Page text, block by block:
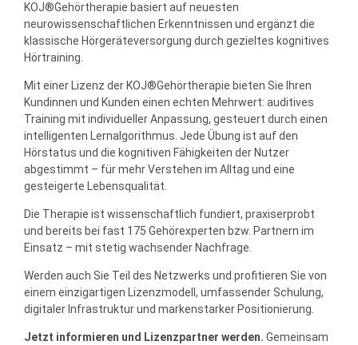
KOJ®Gehörtherapie basiert auf neuesten
neurowissenschaftlichen Erkenntnissen und ergänzt die
klassische Hörgeräteversorgung durch gezieltes kognitives
Hörtraining.
Mit einer Lizenz der KOJ®Gehörtherapie bieten Sie Ihren
Kundinnen und Kunden einen echten Mehrwert: auditives
Training mit individueller Anpassung, gesteuert durch einen
intelligenten Lernalgorithmus. Jede Übung ist auf den
Hörstatus und die kognitiven Fähigkeiten der Nutzer
abgestimmt – für mehr Verstehen im Alltag und eine
gesteigerte Lebensqualität.
Die Therapie ist wissenschaftlich fundiert, praxiserprobt
und bereits bei fast 175 Gehörexperten bzw. Partnern im
Einsatz – mit stetig wachsender Nachfrage.
Werden auch Sie Teil des Netzwerks und profitieren Sie von
einem einzigartigen Lizenzmodell, umfassender Schulung,
digitaler Infrastruktur und markenstarker Positionierung.
Jetzt informieren und Lizenzpartner werden. Gemeinsam